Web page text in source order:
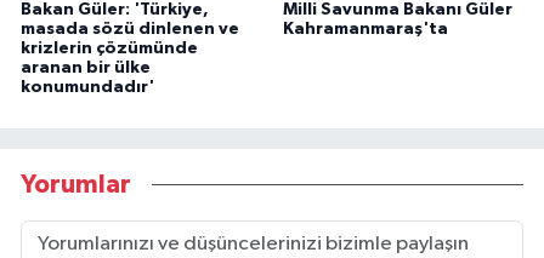
Bakan Güler: 'Türkiye,
masada sözü dinlenen ve
krizlerin çözümünde
aranan bir ülke
konumundadır'
Milli Savunma Bakanı Güler
Kahramanmaraş'ta
Yorumlar